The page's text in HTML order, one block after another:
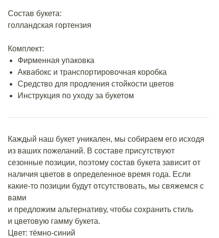
Состав букета:
голландская гортензия
Комплект:
Фирменная упаковка
Аквабокс и транспортировочная коробка
Средство для продления стойкости цветов
Инструкция по уходу за букетом
Каждый наш букет уникален, мы собираем его исходя
из ваших пожеланий. В составе присутствуют
сезонные позиции, поэтому состав букета зависит от
наличия цветов в определенное время года. Если
какие-то позиции будут отсутствовать, мы свяжемся с
вами
и предложим альтернативу, чтобы сохранить стиль
и цветовую гамму букета.
Цвет: тёмно-синий